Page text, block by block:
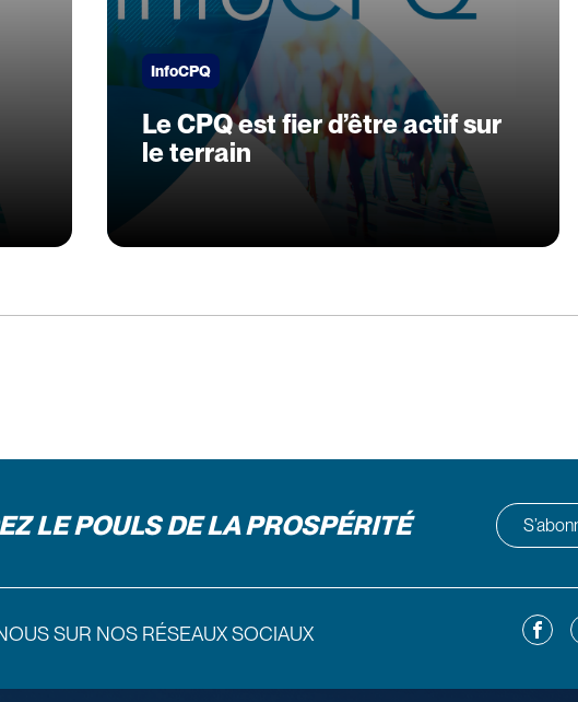
InfoCPQ
Le CPQ est fier d’être actif sur
le terrain
LE POULS DE LA PROSPÉRITÉ
SUR NOS RÉSEAUX SOCIAUX